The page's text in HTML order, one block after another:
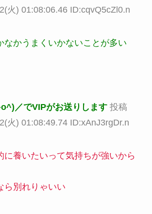
火) 01:08:06.46 ID:cqvQ5cZl0.n
なかうまくいかないことが多い
／でVIPがお送りします 投稿
火) 01:08:49.74 ID:xAnJ3rgDr.n
に養いたいって気持ちが強いから
ら別れりゃいい